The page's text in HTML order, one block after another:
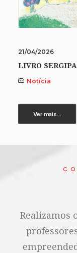
21/04/2026
LIVRO
Notícia
Ver mais...
Realizamos